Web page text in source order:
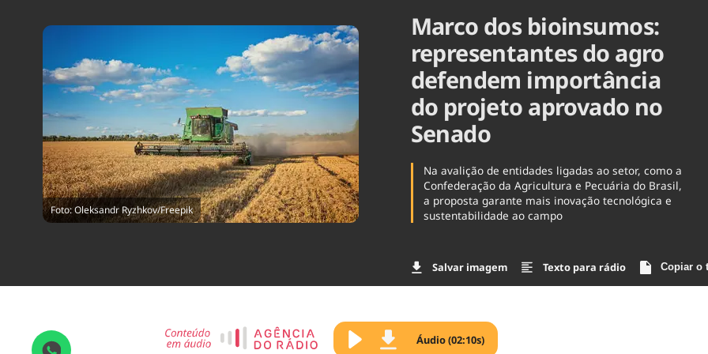
Brasil
Brasil
Ciência &
Cinema
Foto: Oleksandr Ryzhkov/Freepik
Marco dos bioinsumos:
representantes do agro
defendem importância
do projeto aprovado no
Senado
Na avalição de entidades ligadas ao setor, como a
Confederação da Agricultura e Pecuária do Brasil,
a proposta garante mais inovação tecnológica e
sustentabilidade ao campo
Salvar imagem Texto para rádio Copiar o
Áudio (02:10s)